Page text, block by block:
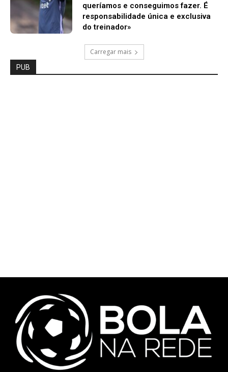
queríamos e conseguimos fazer. É
responsabilidade única e exclusiva
do treinador»
Carregar mais
PUB